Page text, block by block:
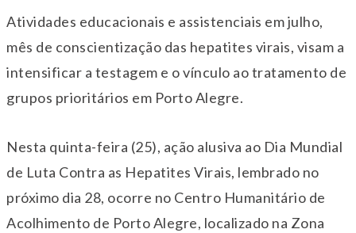
Atividades educacionais e assistenciais em julho,
mês de conscientização das hepatites virais, visam a
intensificar a testagem e o vínculo ao tratamento de
grupos prioritários em Porto Alegre.
Nesta quinta-feira (25), ação alusiva ao Dia Mundial
de Luta Contra as Hepatites Virais, lembrado no
próximo dia 28, ocorre no Centro Humanitário de
Acolhimento de Porto Alegre, localizado na Zona